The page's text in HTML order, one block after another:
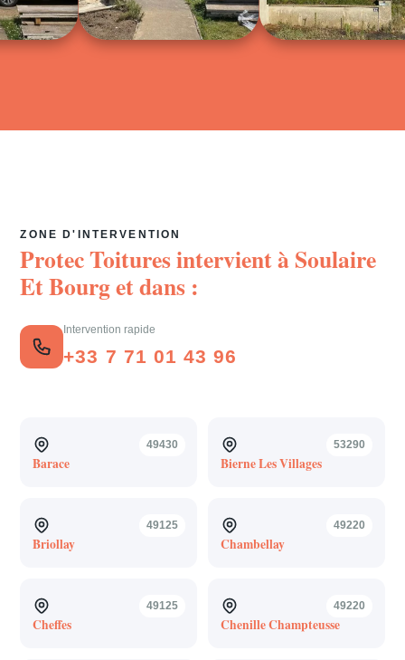
ZONE D'INTERVENTION
Protec Toitures intervient àSoulaire
Et Bourget dans :
Intervention rapide
+33 7 71 01 43 96
49430
Barace
53290
Bierne Les Villages
49125
Briollay
49220
Chambellay
49125
Cheffes
49220
Chenille Champteusse